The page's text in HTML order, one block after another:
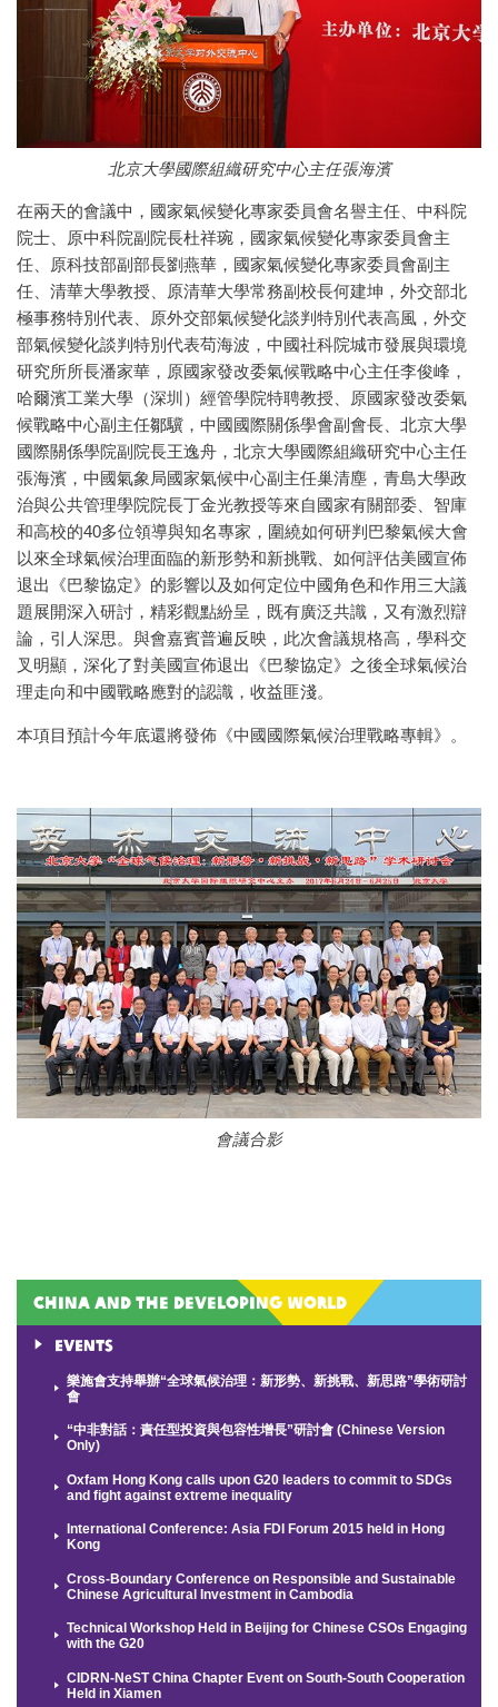
China and the Developing World
Events
樂施會支持舉辦“全球氣候治理：新形勢、新挑戰、新思路”學術研討
會
“中非對話：責任型投資與包容性增長”研討會 (Chinese Version
Only)
Oxfam Hong Kong calls upon G20 leaders to commit to SDGs
and fight against extreme inequality
International Conference: Asia FDI Forum 2015 held in Hong
Kong
Cross-Boundary Conference on Responsible and Sustainable
Chinese Agricultural Investment in Cambodia
Technical Workshop Held in Beijing for Chinese CSOs Engaging
with the G20
CIDRN-NeST China Chapter Event on South-South Cooperation
Held in Xiamen
北京大學國際組織研究中心主任張海濱
在兩天的會議中，國家氣候變化專家委員會名譽主任、中科院
院士、原中科院副院長杜祥琬，國家氣候變化專家委員會主
任、原科技部副部長劉燕華，國家氣候變化專家委員會副主
任、清華大學教授、原清華大學常務副校長何建坤，外交部北
極事務特別代表、原外交部氣候變化談判特別代表高風，外交
部氣候變化談判特別代表苟海波，中國社科院城市發展與環境
研究所所長潘家華，原國家發改委氣候戰略中心主任李俊峰，
哈爾濱工業大學（深圳）經管學院特聘教授、原國家發改委氣
候戰略中心副主任鄒驥，中國國際關係學會副會長、北京大學
國際關係學院副院長王逸舟，北京大學國際組織研究中心主任
張海濱，中國氣象局國家氣候中心副主任巢清塵，青島大學政
治與公共管理學院院長丁金光教授等來自國家有關部委、智庫
和高校的40多位領導與知名專家，圍繞如何研判巴黎氣候大會
以來全球氣候治理面臨的新形勢和新挑戰、如何評估美國宣佈
退出《巴黎協定》的影響以及如何定位中國角色和作用三大議
題展開深入研討，精彩觀點紛呈，既有廣泛共識，又有激烈辯
論，引人深思。與會嘉賓普遍反映，此次會議規格高，學科交
叉明顯，深化了對美國宣佈退出《巴黎協定》之後全球氣候治
理走向和中國戰略應對的認識，收益匪淺。
本項目預計今年底還將發佈《中國國際氣候治理戰略專輯》。
會議合影